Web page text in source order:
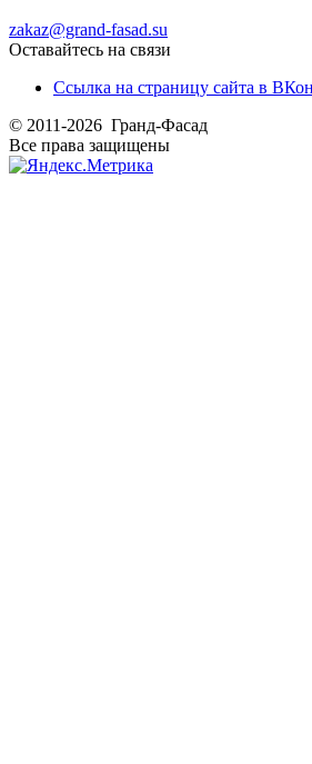
zakaz@grand-fasad.su
Оставайтесь на связи
Ссылка на страницу сайта в
© 2011-2026 Гранд-Фасад
Все права защищены